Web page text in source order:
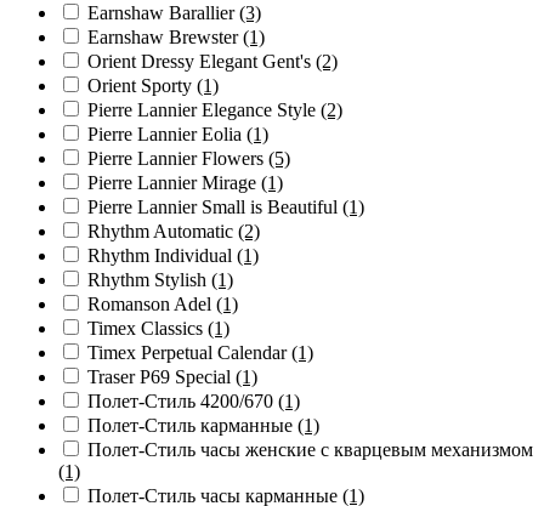
Earnshaw Barallier(3)
Earnshaw Brewster(1)
Orient Dressy Elegant Gent's (2)
Orient Sporty (1)
Pierre Lannier Elegance Style (2)
Pierre Lannier Eolia (1)
Pierre Lannier Flowers (5)
Pierre Lannier Mirage (1)
Pierre Lannier Small is Beautiful (1)
Rhythm Automatic (2)
Rhythm Individual (1)
Rhythm Stylish (1)
Romanson Adel (1)
Timex Classics (1)
Timex Perpetual Calendar(1)
Traser P69 Special (1)
Полет-Стиль 4200/670 (1)
Полет-Стиль карманные (1)
Полет-Стиль часы женские с кварцевым механизмом
(1)
Полет-Стиль часы карманные (1)